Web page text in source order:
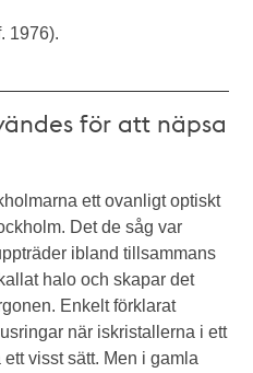
1976).
för att näpsa
ett ovanligt optiskt
Det de såg var
ibland tillsammans
halo och skapar det
Enkelt förklarat
när iskristallerna i ett
visst sätt. Men i gamla